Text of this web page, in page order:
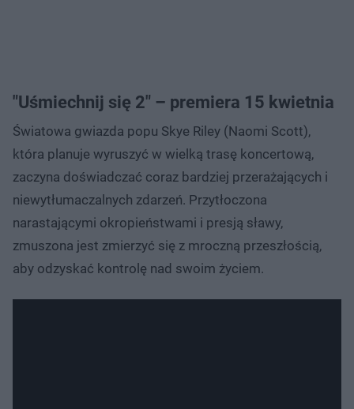
"Uśmiechnij się 2" – premiera 15 kwietnia
Światowa gwiazda popu Skye Riley (Naomi Scott),
która planuje wyruszyć w wielką trasę koncertową,
zaczyna doświadczać coraz bardziej przerażających i
niewytłumaczalnych zdarzeń. Przytłoczona
narastającymi okropieństwami i presją sławy,
zmuszona jest zmierzyć się z mroczną przeszłością,
aby odzyskać kontrolę nad swoim życiem.